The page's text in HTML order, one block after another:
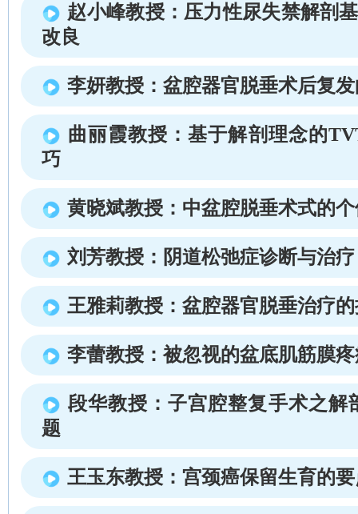
赵小峰教授：压力性尿失禁解剖
改良
李妍教授：盆腔器官脱垂术后复
曲丽霞教授：基于解剖理念的
巧
黄晓斌教授：中盆腔脱垂术式的
刘芳教授：阴道松弛症诊断与治疗
王雅莉教授：盆腔器官脱垂治疗
李蕾教授：被忽视的盆底肌筋膜
段华教授：子宫腔整复手术之解
题
王玉东教授：宫颈癌保留生育的